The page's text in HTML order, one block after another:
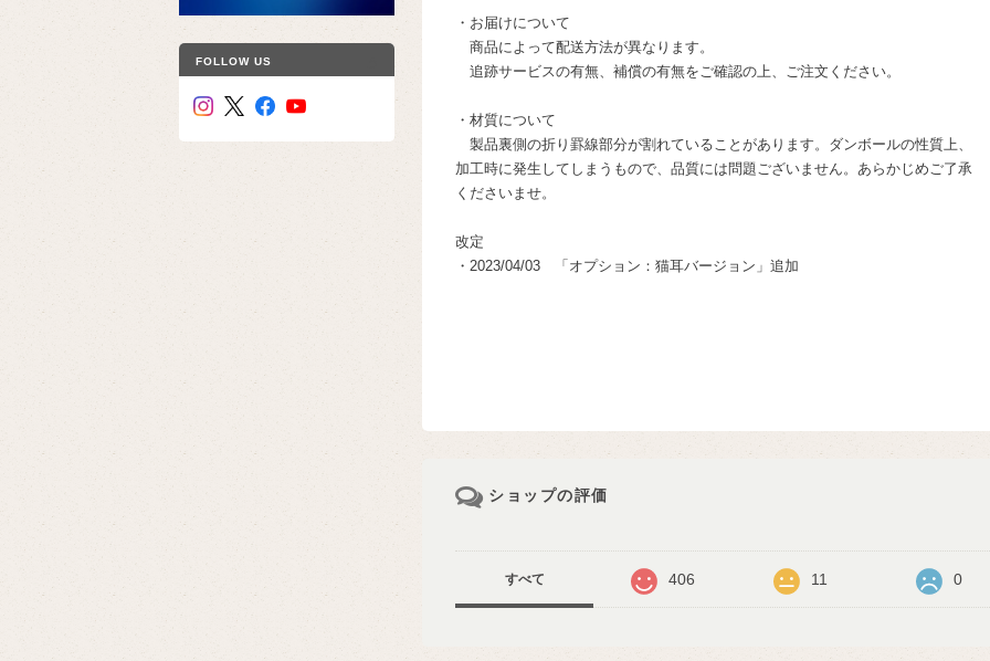
・お届けについて
商品によって配送方法が異なります。
追跡サービスの有無、補償の有無をご確認の上、ご注文ください。
・材質について
製品裏側の折り罫線部分が割れていることがあります。ダンボールの性質上、
加工時に発生してしまうもので、品質には問題ございません。あらかじめご了承
くださいませ。
改定
・2023/04/03 「オプション：猫耳バージョン」追加
ショップの評価
すべて 406 11 0
FOLLOW US